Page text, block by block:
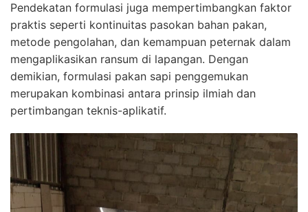
Pendekatan formulasi juga mempertimbangkan faktor
praktis seperti kontinuitas pasokan bahan pakan,
metode pengolahan, dan kemampuan peternak dalam
mengaplikasikan ransum di lapangan. Dengan
demikian, formulasi pakan sapi penggemukan
merupakan kombinasi antara prinsip ilmiah dan
pertimbangan teknis-aplikatif.